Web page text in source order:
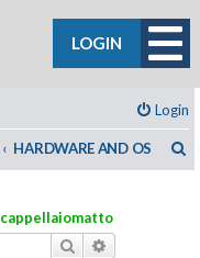
LOGIN
Login
HARDWARE AND OS
cappellaiomatto
Cerca